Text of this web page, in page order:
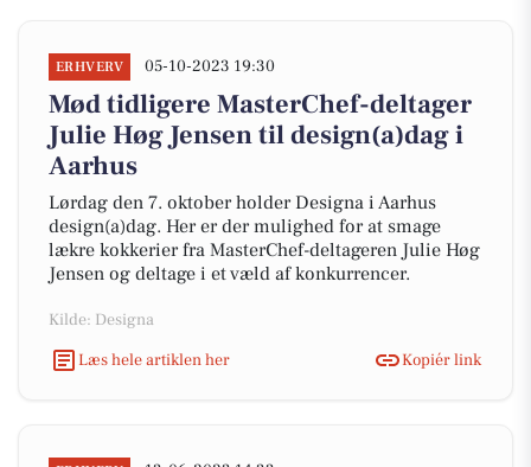
ERHVERV 05-10-2023 19:30
Mød tidligere MasterChef-deltager
Julie Høg Jensen til design(a)dag i
Aarhus
Lørdag den 7. oktober holder Designa i Aarhus
design(a)dag. Her er der mulighed for at smage
lækre kokkerier fra MasterChef-deltageren Julie Høg
Jensen og deltage i et væld af konkurrencer.
Kilde: Designa
Læs hele artiklen her
Kopiér link